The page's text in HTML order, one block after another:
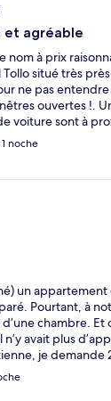
et agréable
nom à prix
situé très
ne pas
ouvertes !.
voiture sont à
bar un
ne se jette
est grande les
neufs mais
fonctionne
ces télévision de
de qualité
cet hôtel
noche
un appartement
Pourtant, à
chambre.
avait plus
je demande
d’embarras et
réservé. Outre